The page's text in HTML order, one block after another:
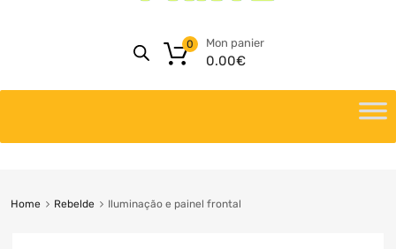
Mon panier
0.00€
0
Home Rebelde Iluminação e painel frontal